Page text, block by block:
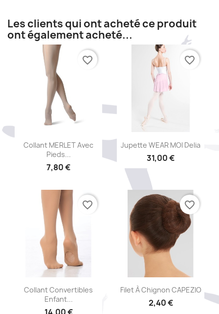
Les clients qui ont acheté ce produit
ont également acheté...
Aperçu rapide
Collant MERLET Avec
Pieds...
7,80 €
favorite_border
Aperçu rapide
Jupette WEAR MOI Delia
31,00 €
favorite_border
Aperçu rapide
Collant Convertibles
Enfant...
favorite_border
 Aperçu rapide
Filet À Chignon CAPEZIO
2,40 €
favorite_border